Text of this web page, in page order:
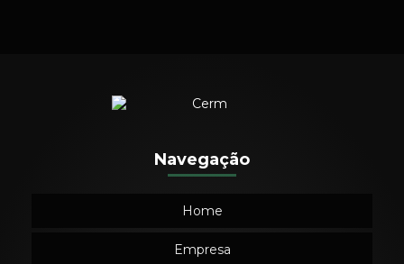
Navegação
Home
Empresa